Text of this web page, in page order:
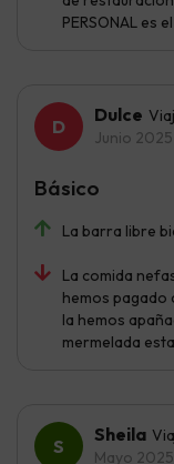
PERSONAL es
Dulce
Junio 2025
La barra libre
La comida
hemos pagado
la hemos
mermelada
Básico
Sheila
Mayo 2025